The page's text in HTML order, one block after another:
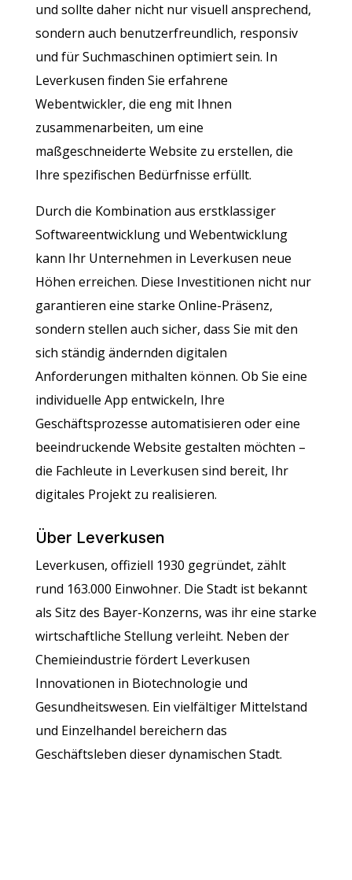
und sollte daher nicht nur visuell ansprechend,
sondern auch benutzerfreundlich, responsiv
und für Suchmaschinen optimiert sein. In
Leverkusen finden Sie erfahrene
Webentwickler, die eng mit Ihnen
zusammenarbeiten, um eine
maßgeschneiderte Website zu erstellen, die
Ihre spezifischen Bedürfnisse erfüllt.
Durch die Kombination aus erstklassiger
Softwareentwicklung und Webentwicklung
kann Ihr Unternehmen in Leverkusen neue
Höhen erreichen. Diese Investitionen nicht nur
garantieren eine starke Online-Präsenz,
sondern stellen auch sicher, dass Sie mit den
sich ständig ändernden digitalen
Anforderungen mithalten können. Ob Sie eine
individuelle App entwickeln, Ihre
Geschäftsprozesse automatisieren oder eine
beeindruckende Website gestalten möchten –
die Fachleute in Leverkusen sind bereit, Ihr
digitales Projekt zu realisieren.
Über Leverkusen
Leverkusen, offiziell 1930 gegründet, zählt
rund 163.000 Einwohner. Die Stadt ist bekannt
als Sitz des Bayer-Konzerns, was ihr eine starke
wirtschaftliche Stellung verleiht. Neben der
Chemieindustrie fördert Leverkusen
Innovationen in Biotechnologie und
Gesundheitswesen. Ein vielfältiger Mittelstand
und Einzelhandel bereichern das
Geschäftsleben dieser dynamischen Stadt.